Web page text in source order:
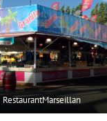
RestaurantMarseillan